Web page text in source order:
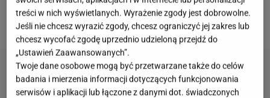
propozycje, które idealnie łączą nowoczesne
technologie z klasycznym designem.
treści w nich wyświetlanych. Wyrażenie zgody jest dobrowolne.
Jeśli nie chcesz wyrazić zgody, chcesz ograniczyć jej zakres lub
chcesz wycofać zgodę uprzednio udzieloną przejdź do
„Ustawień Zaawansowanych”.
Twoje dane osobowe mogą być przetwarzane także do celów
badania i mierzenia informacji dotyczących funkcjonowania
serwisów i aplikacji lub łączone z danymi dot. świadczonych